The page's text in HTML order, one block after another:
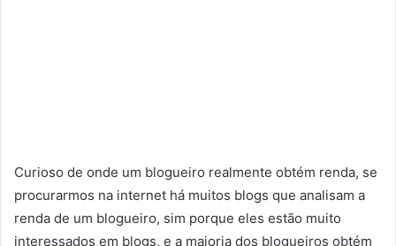
Curioso de onde um blogueiro realmente obtém renda, se
procurarmos na internet há muitos blogs que analisam a
renda de um blogueiro, sim porque eles estão muito
interessados ​​em blogs, e a maioria dos blogueiros obtém